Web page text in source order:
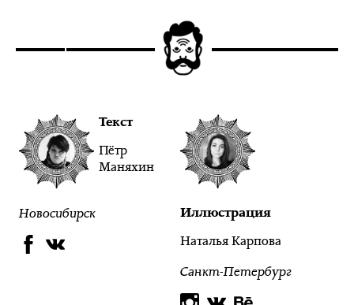
Текст
Пётр
Маняхин
Новосибирск Иллюстрация
Наталья Карпова
Санкт-Петербург